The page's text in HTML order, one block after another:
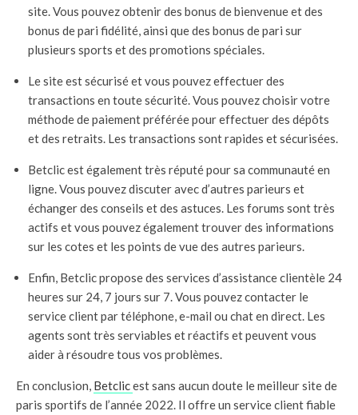
site. Vous pouvez obtenir des bonus de bienvenue et des
bonus de pari fidélité, ainsi que des bonus de pari sur
plusieurs sports et des promotions spéciales.
Le site est sécurisé et vous pouvez effectuer des
transactions en toute sécurité. Vous pouvez choisir votre
méthode de paiement préférée pour effectuer des dépôts
et des retraits. Les transactions sont rapides et sécurisées.
Betclic est également très réputé pour sa communauté en
ligne. Vous pouvez discuter avec d’autres parieurs et
échanger des conseils et des astuces. Les forums sont très
actifs et vous pouvez également trouver des informations
sur les cotes et les points de vue des autres parieurs.
Enfin, Betclic propose des services d’assistance clientèle 24
heures sur 24, 7 jours sur 7. Vous pouvez contacter le
service client par téléphone, e-mail ou chat en direct. Les
agents sont très serviables et réactifs et peuvent vous
aider à résoudre tous vos problèmes.
En conclusion, Betclicest sans aucun doute le meilleur site de
paris sportifs de l’année 2022. Il offre un service client fiable